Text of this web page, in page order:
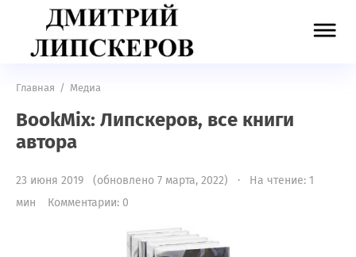
Главная / Медиа
BookMix: Липскеров, все книги
автора
23 июня 2019 (обновлено 7 марта, 2022) · На чтение: 1
мин
Комментарии: 0